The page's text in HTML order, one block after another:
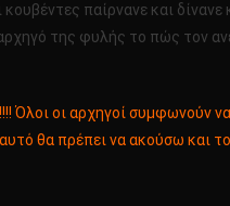
παίρνανε και δίνανε
της φυλής το πώς τον
Όλοι οι αρχηγοί συμφωνούν
θα πρέπει να ακούσω και